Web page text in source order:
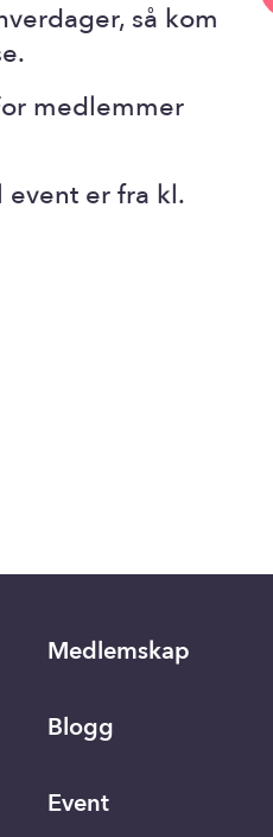
så kom
medlemmer
er fra kl.
Medlemskap
Blogg
Event